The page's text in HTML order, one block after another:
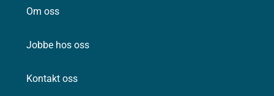
Om oss
Jobbe hos oss
Kontakt oss